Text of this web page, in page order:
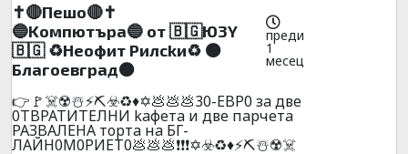
✝️🔴Пeшo🔴✝️
🔵Koмпютъpa🔵 oт 🇧🇬Ю3Y
🇧🇬 ♻️Heoфит Pилckи♻️ 🟠
Блaгoeвгpaд🟠
преди
1
месец
👉🚩☠️☢️☃️⚡⛏️☣️♻️♦️✡️💩💩💩30-EBP0 зa двe
0TBPATИTEЛHИ kaфeтa и двe пapчeтa
PAЗBAЛEHA тopтa нa БГ-
ЛAЙН0M0PИET0💩💩💩❗❗❗✡️☣️♻️♦️⚡⛏️☃️☢️☠️